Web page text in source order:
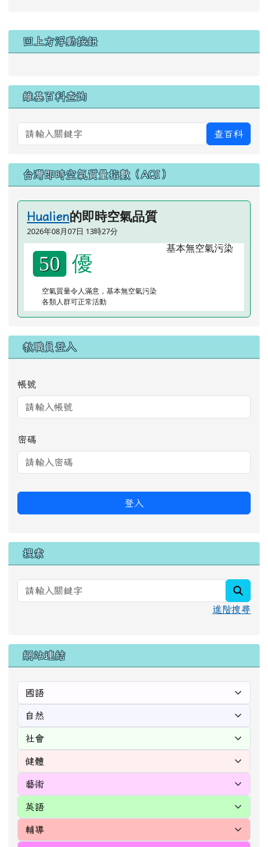
左邊區域內容
回上方浮動按鈕
維基百科查詢
查百科
台灣即時空氣質量指數（AQI）
Hualien的即時空氣品質
2026年08月07日 13時27分
50 優
空氣質量令人滿意，基本無空氣污染
各類人群可正常活動
教職員登入
帳號
密碼
登入
搜索
進階搜尋
網站連結